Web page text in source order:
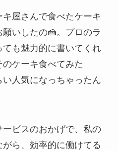
屋さんで食べたケーキ
いしたの🍰。プロのラ
も魅力的に書いてくれ
ケーキ食べてみた
人気になっちゃったん
ビスのおかげで、私の
ら、効率的に働けてる